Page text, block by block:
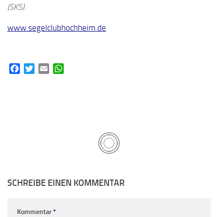
(SKS).
www.segelclubhochheim.de
FacebookTwitterEmail
SCHREIBE EINEN KOMMENTAR
Kommentar*